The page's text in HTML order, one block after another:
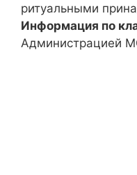
ритуальными
Информация по
Администрацией